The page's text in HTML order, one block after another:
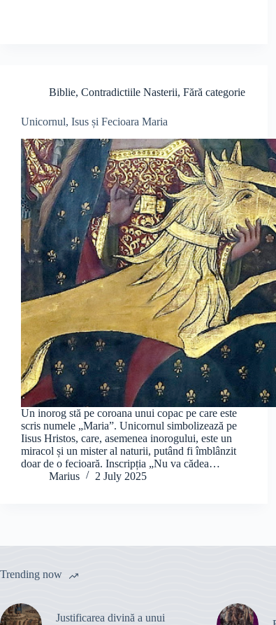
Biblie, Contradictiile Nasterii, Fără categorie
Unicornul, Isus și Fecioara Maria
Un inorog stă pe coroana unui copac pe care este
scris numele „Maria”. Unicornul simbolizează pe
Iisus Hristos, care, asemenea inorogului, este un
miracol și un mister al naturii, putând fi îmblânzit
doar de o fecioară. Inscripția „Nu va cădea…
Marius
2 July 2025
Trending now
Justificarea divină a unui